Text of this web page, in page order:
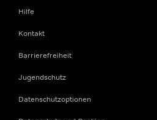
Hilfe
Kontakt
Barrierefreiheit
Jugendschutz
Datenschutzoptionen